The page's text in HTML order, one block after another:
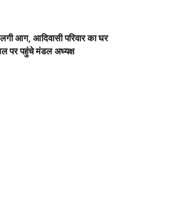
आग, आदिवासी परिवार का घर
पर पहुंचे मंडल अध्यक्ष